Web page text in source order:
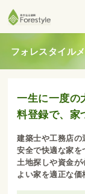
フォレスタイル
一生に一度の
料登録で、家
建築士や工務店の
安全で快適な家を
土地探しや資金
よい家を適正な価